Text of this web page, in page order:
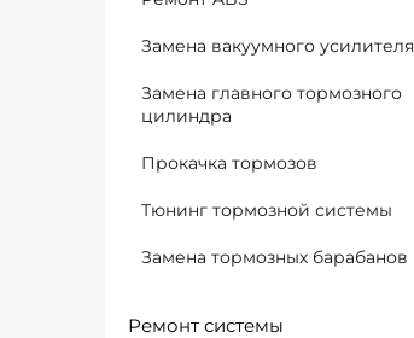
Замена вакуумного усилителя
Замена главного тормозного
цилиндра
Прокачка тормозов
Тюнинг тормозной системы
Замена тормозных барабанов
Ремонт системы